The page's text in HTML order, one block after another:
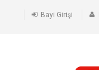
Bayi Girişi